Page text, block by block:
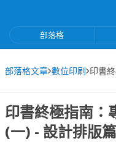
部落格
部落格文章 數位印刷
印書終極指南：
(一) - 設計排版篇